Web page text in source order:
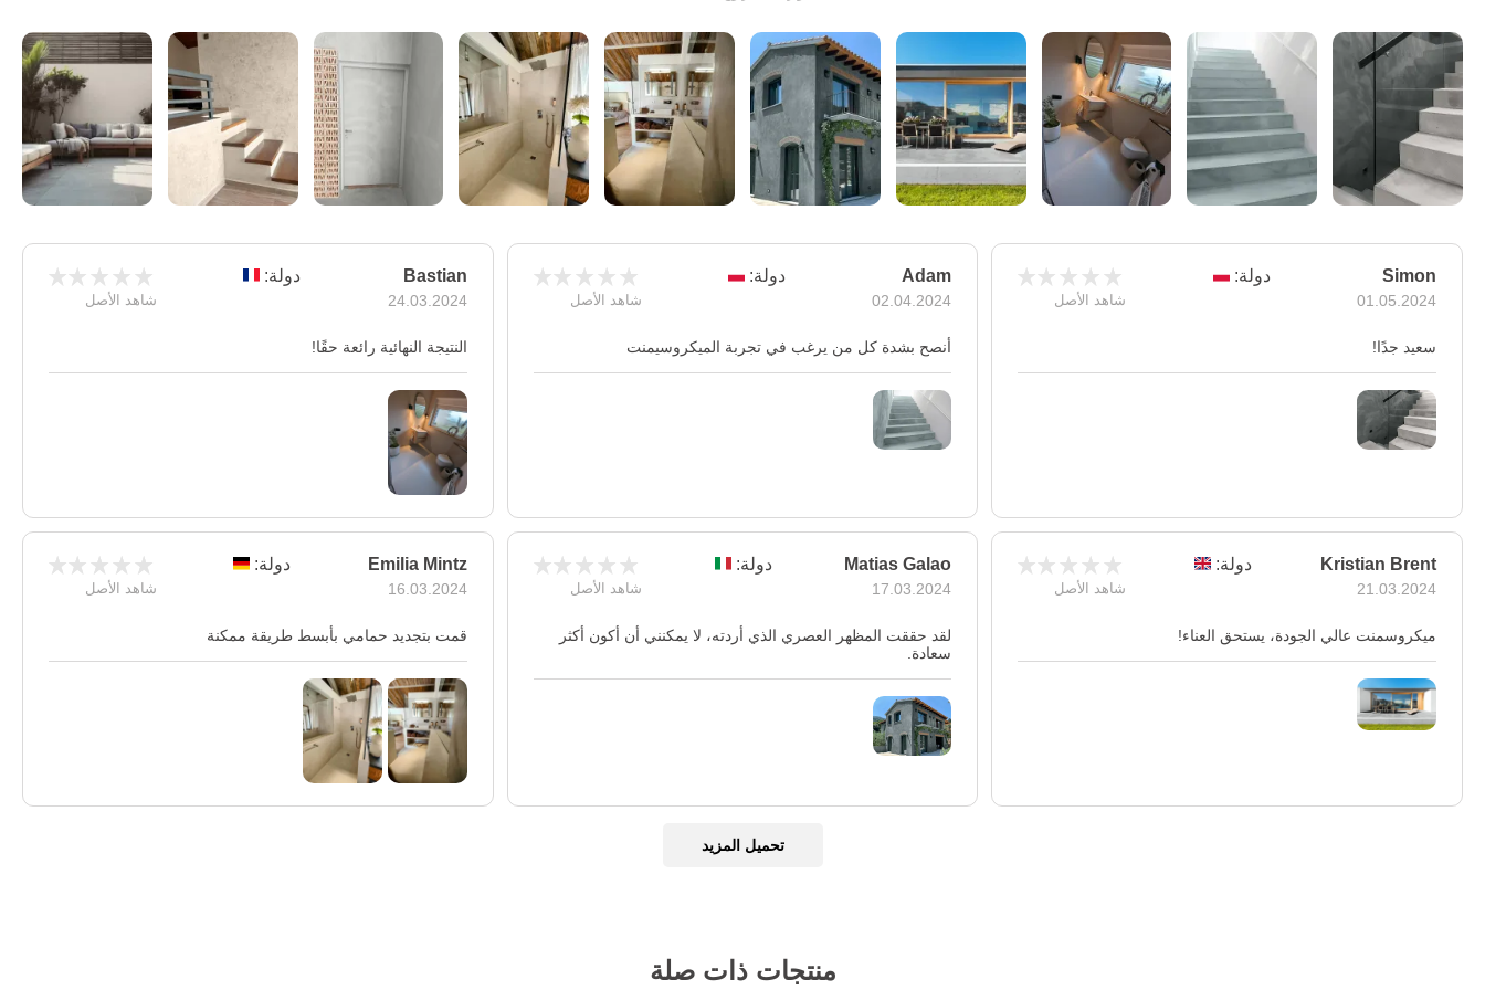
Simon
01.05.2024
دولة:
شاهد الأصل
سعيد جدًا!
Adam
02.04.2024
دولة:
شاهد الأصل
أنصح بشدة كل من يرغب في تجربة الميكروسيمنت
Bastian
24.03.2024
دولة:
شاهد الأصل
النتيجة النهائية رائعة حقًا!
Kristian Brent
21.03.2024
دولة:
شاهد الأصل
ميكروسمنت عالي الجودة، يستحق العناء!
Matias Galao
17.03.2024
دولة:
شاهد الأصل
لقد حققت المظهر العصري الذي أردته، لا يمكنني أن أكون أكثر
سعادة.
Emilia Mintz
16.03.2024
دولة:
شاهد الأصل
قمت بتجديد حمامي بأبسط طريقة ممكنة
تحميل المزيد
منتجات ذات صلة